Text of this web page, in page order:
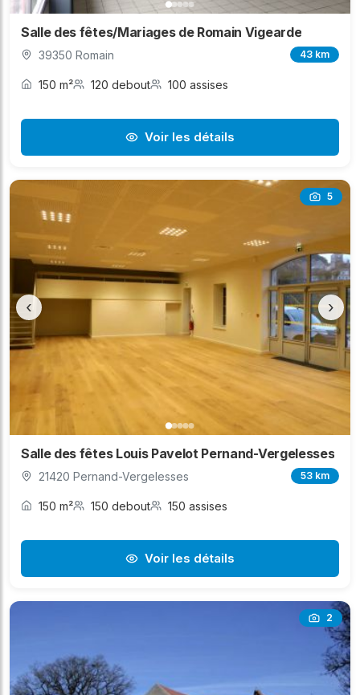
Salle des fêtes/Mariages de Romain Vigearde
39350 Romain 43 km
150 m² 120 debout 100 assises
Voir les détails
5
‹ ›
Salle des fêtes Louis Pavelot Pernand-Vergelesses
21420 Pernand-Vergelesses 53 km
150 m² 150 debout 150 assises
Voir les détails
2